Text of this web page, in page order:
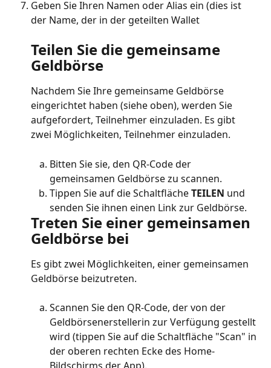
Geben Sie Ihren Namen oder Alias ein (dies ist
der Name, der in der geteilten Wallet
Teilen Sie die gemeinsame
Geldbörse
Nachdem Sie Ihre gemeinsame Geldbörse
eingerichtet haben (siehe oben), werden Sie
aufgefordert, Teilnehmer einzuladen. Es gibt
zwei Möglichkeiten, Teilnehmer einzuladen.
Bitten Sie sie, den QR-Code der
gemeinsamen Geldbörse zu scannen.
Tippen Sie auf die Schaltfläche TEILEN und
senden Sie ihnen einen Link zur Geldbörse.
Treten Sie einer gemeinsamen
Geldbörse bei
Es gibt zwei Möglichkeiten, einer gemeinsamen
Geldbörse beizutreten.
Scannen Sie den QR-Code, der von der
Geldbörsenerstellerin zur Verfügung gestellt
wird (tippen Sie auf die Schaltfläche "Scan" in
der oberen rechten Ecke des Home-